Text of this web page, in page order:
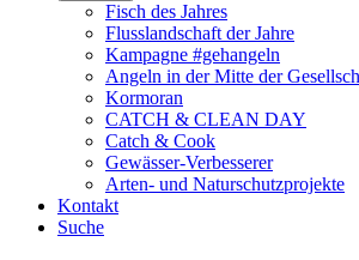
Fisch des Jahres
Flusslandschaft der Jahre
Kampagne #gehangeln
Angeln in der Mitte der
Kormoran
CATCH & CLEAN DAY
Catch & Cook
Gewässer-Verbesserer
Arten- und Naturschutzprojekte
Kontakt
Suche